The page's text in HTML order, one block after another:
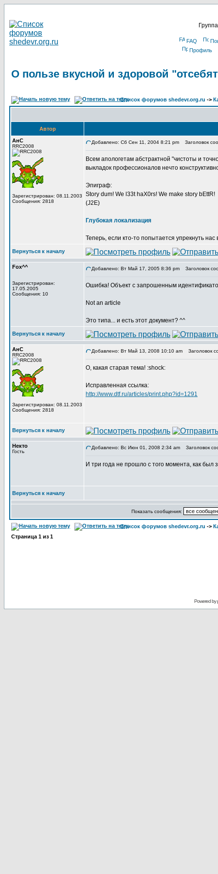
FAQ
Профиль
О пользе вкусной и здоровой
Список форумов shedevr.org.ru ->
Автор
АнС
RRC2008
Зарегистрирован: 08.11.2003
Сообщения: 2818
Добавлено: Сб Сен 11, 2004 8:21 pm Заголовок
Всем апологетам абстрактной "чистоты и
выкладок профессионалов нечто
Эпиграф:
Story dum! We l33t haX0rs! We make story bEttR!
(J2E)
Глубокая локализация
Теперь, если кто-то попытается упрекнуть
Вернуться к началу
Fox^^
Зарегистрирован:
17.05.2005
Сообщения: 10
Добавлено: Вт Май 17, 2005 8:36 pm Заголовок
Ошибка! Объект с запрошенным
Not an article
Это типа... и есть этот документ? ^^
Вернуться к началу
АнС
RRC2008
Зарегистрирован: 08.11.2003
Сообщения: 2818
Добавлено: Вт Май 13, 2008 10:10 am Заголовок
О, какая старая тема! :shock:
Исправленная ссылка:
http://www.dtf.ru/articles/print.php?id=1291
Вернуться к началу
Некто
Гость
Добавлено: Вс Июн 01, 2008 2:34 am Заголовок
И три года не прошло с того момента, как был
Вернуться к началу
Показать сообщения:
Список форумов shedevr.org.ru ->
Страница 1 из 1
Powered by